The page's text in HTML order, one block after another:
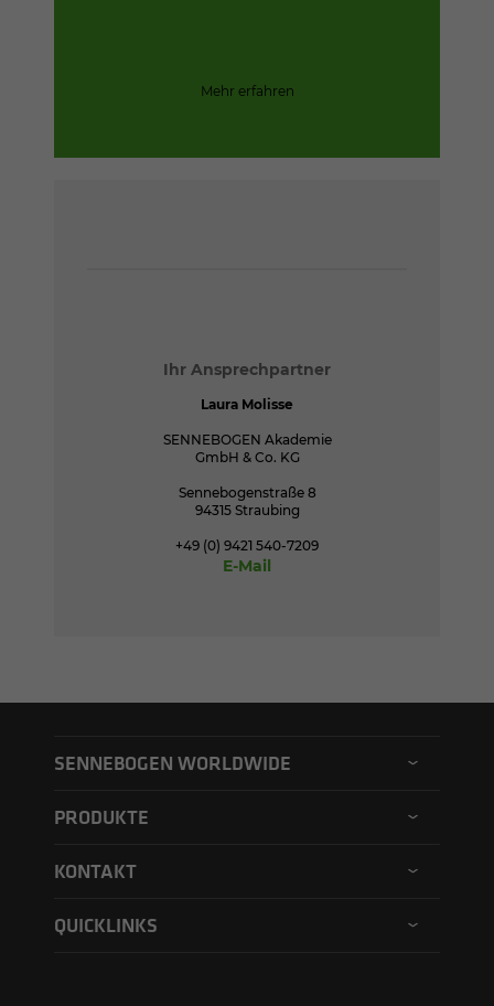
Mehr erfahren
Ihr Ansprechpartner
Laura Molisse
SENNEBOGEN Akademie
GmbH & Co. KG
Sennebogenstraße 8
94315 Straubing
+49 (0) 9421 540-7209
E-Mail
SENNEBOGEN WORLDWIDE
SENNEBOGEN Ungarn
SENNEBOGEN Akademie
PRODUKTE
Balance Umschlagmaschine
KONTAKT
QUICKLINKS